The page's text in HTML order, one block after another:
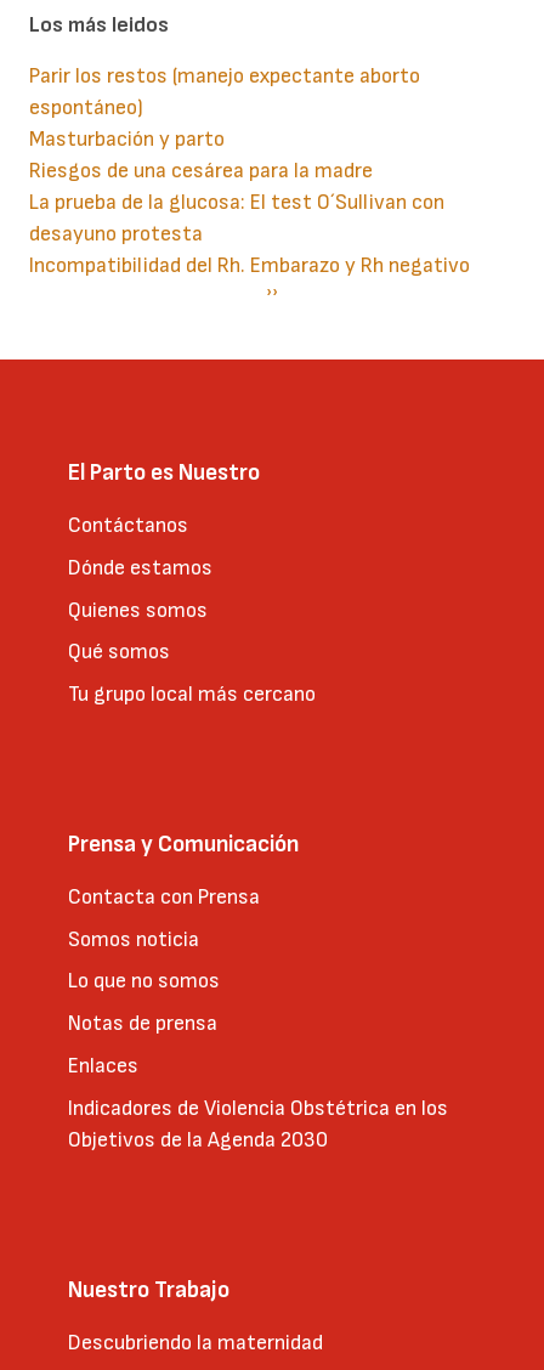
Los más leidos
Parir los restos (manejo expectante aborto
espontáneo)
Masturbación y parto
Riesgos de una cesárea para la madre
La prueba de la glucosa: El test O´Sullivan con
desayuno protesta
Incompatibilidad del Rh. Embarazo y Rh negativo
Siguiente
››
El Parto es Nuestro
Contáctanos
Dónde estamos
Quienes somos
Qué somos
Tu grupo local más cercano
Prensa y Comunicación
Contacta con Prensa
Somos noticia
Lo que no somos
Notas de prensa
Enlaces
Indicadores de Violencia Obstétrica en los
Objetivos de la Agenda 2030
Nuestro Trabajo
Descubriendo la maternidad